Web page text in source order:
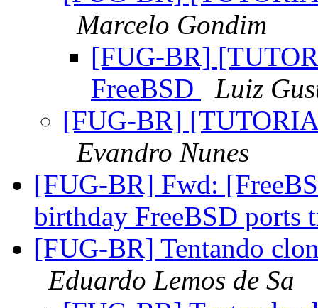
Marcelo Gondim
[FUG-BR]
FreeBSD
Luiz
[FUG-BR]
Evandro Nunes
[FUG-BR] Fwd:
birthday FreeBSD ports
[FUG-BR] Tentando
Eduardo Lemos de Sa